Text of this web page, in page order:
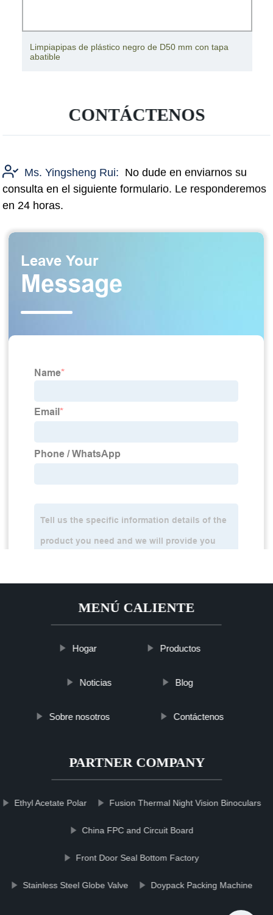
Limpiapipas de plástico negro de D50 mm con tapa
abatible
CONTÁCTENOS
Ms. Yingsheng Rui: No dude en enviarnos su
consulta en el siguiente formulario. Le responderemos
en 24 horas.
MENÚ CALIENTE
Hogar Productos
Noticias Blog
Sobre nosotros Contáctenos
PARTNER COMPANY
Ethyl Acetate Polar Fusion Thermal Night Vision Binoculars
China FPC and Circuit Board
Front Door Seal Bottom Factory
Stainless Steel Globe Valve Doypack Packing Machine